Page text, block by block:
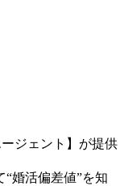
ジェント】が提供
“婚活偏差値”を知